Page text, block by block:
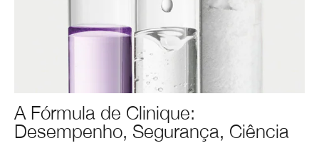
A Fórmula de Clinique:
Desempenho, Segurança, Ciência